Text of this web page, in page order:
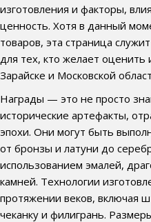
изготовления и факторы,
ценность. Хотя в данный
товаров, эта страница
для тех, кто желает оценить
Зарайске и Московской
Награды — это не просто
исторические артефакты,
эпохи. Они могут быть
от бронзы и латуни до
использованием эмалей,
камней. Технологии
протяжении веков, включая
чеканку и филигрань.